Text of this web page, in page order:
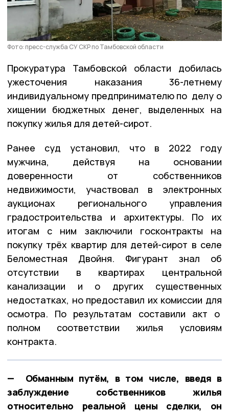
Фото: пресс-служба СУ СКР по Тамбовской области
Прокуратура Тамбовской области добилась
ужесточения наказания 36-летнему
индивидуальному предпринимателю по делу о
хищении бюджетных денег, выделенных на
покупку жилья для детей-сирот.
Ранее суд установил, что в 2022 году
мужчина, действуя на основании
доверенности от собственников
недвижимости, участвовал в электронных
аукционах регионального управления
градостроительства и архитектуры. По их
итогам с ним заключили госконтракты на
покупку трёх квартир для детей-сирот в селе
Беломестная Двойня. Фигурант знал об
отсутствии в квартирах центральной
канализации и о других существенных
недостатках, но предоставил их комиссии для
осмотра. По результатам составили акт о
полном соответствии жилья условиям
контракта.
— Обманным путём, в том числе, введя в
заблуждение собственников жилья
относительно реальной цены сделки, он